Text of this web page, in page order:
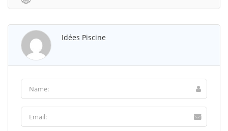
Idées Piscine